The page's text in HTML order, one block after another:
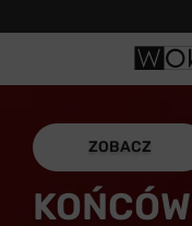
ZOBACZ